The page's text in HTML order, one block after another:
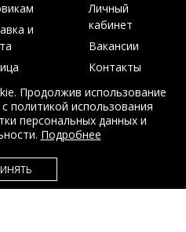
одежды из меха и кожи
2011-2026
и
Личный
кабинет
Вакансии
Контакты
Продолжив использование
политикой использования
персональных данных и
Подробнее